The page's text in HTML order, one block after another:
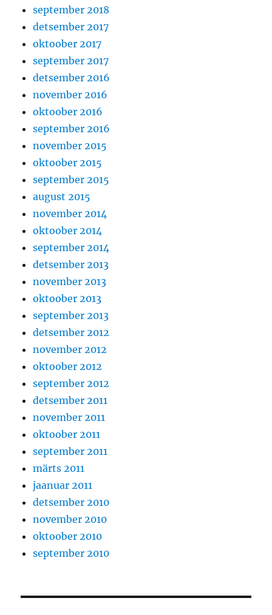
september 2018
detsember 2017
oktoober 2017
september 2017
detsember 2016
november 2016
oktoober 2016
september 2016
november 2015
oktoober 2015
september 2015
august 2015
november 2014
oktoober 2014
september 2014
detsember 2013
november 2013
oktoober 2013
september 2013
detsember 2012
november 2012
oktoober 2012
september 2012
detsember 2011
november 2011
oktoober 2011
september 2011
märts 2011
jaanuar 2011
detsember 2010
november 2010
oktoober 2010
september 2010